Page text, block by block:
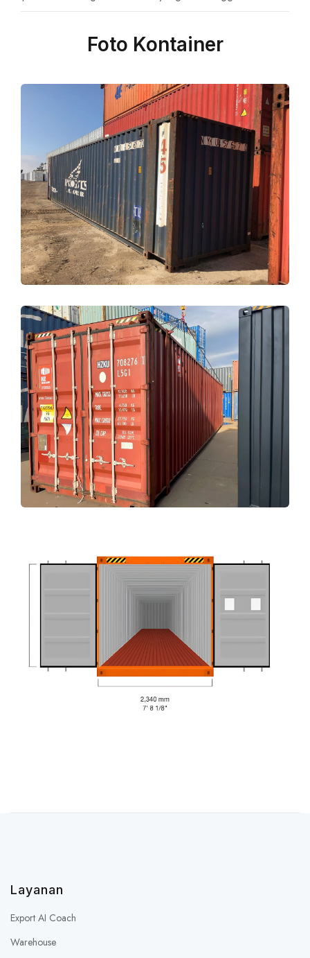
Foto Kontainer
Layanan
Export AI Coach
Warehouse